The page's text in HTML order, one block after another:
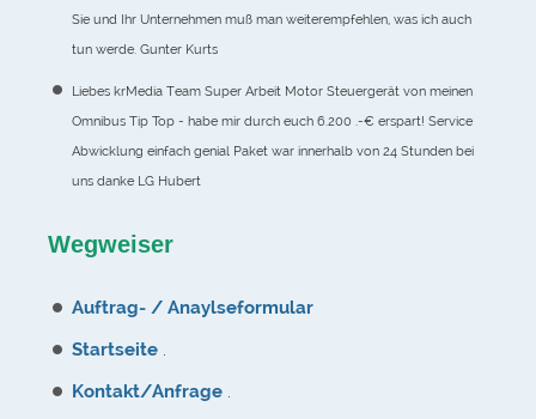
Sie und Ihr Unternehmen muß man weiterempfehlen, was ich auch
tun werde. Gunter Kurts
Liebes krMedia Team Super Arbeit Motor Steuergerät von meinen
Omnibus Tip Top - habe mir durch euch 6.200 .-€ erspart! Service
Abwicklung einfach genial Paket war innerhalb von 24 Stunden bei
uns danke LG Hubert
Wegweiser
Auftrag- / Anaylseformular
Startseite .
Kontakt/Anfrage .